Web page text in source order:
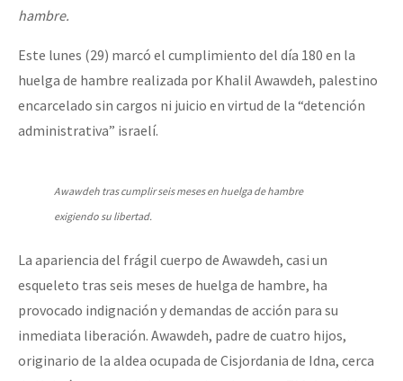
Presos
Mujeres
Niñxs
Fotorreportaje
Video
Otras secciones
Semillero Guerra contra la Humanidad. (Las poblaciones y
la naturaleza bajo asedio)
[CDMX – 20 julio] Jornadas globales por la libertad de Jesús
“Sonhando a Terra do Bem Virá” se publica no Estado Espanhol
[25 abr – CDMX] Tokín por el CNI: 30 años de Resistencia y
hambre.
Este lunes (29) marcó el cumplimiento del día 180 en la
huelga de hambre realizada por Khalil Awawdeh, palestino
encarcelado sin cargos ni juicio en virtud de la “detención
administrativa” israelí.
Awawdeh tras cumplir seis meses en huelga de hambre
exigiendo su libertad.
La apariencia del frágil cuerpo de Awawdeh, casi un
esqueleto tras seis meses de huelga de hambre, ha
provocado indignación y demandas de acción para su
inmediata liberación. Awawdeh, padre de cuatro hijos,
originario de la aldea ocupada de Cisjordania de Idna, cerca